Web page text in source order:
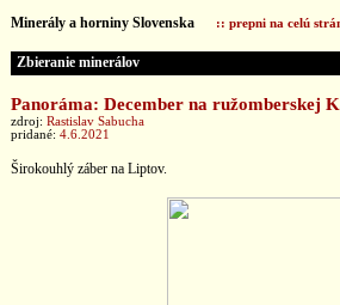
Minerály a horniny Slovenska :: prepni na celú
Zbieranie minerálov
Panoráma: December na ružomberskej
zdroj: Rastislav Sabucha
pridané: 4.6.2021
Širokouhlý záber na Liptov.